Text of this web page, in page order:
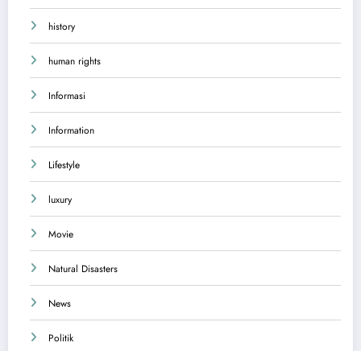
history
human rights
Informasi
Information
Lifestyle
luxury
Movie
Natural Disasters
News
Politik